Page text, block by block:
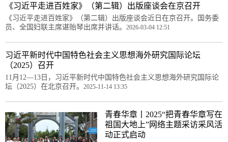
《习近平走进百姓家》（第二辑）出版座谈会在京召开
《习近平走进百姓家》（第二辑）出版座谈会近日在京召开。国务委
员、全国妇联主席谌贻琴出席并讲话。 2026-03-04 12:51
习近平新时代中国特色社会主义思想海外研究国际论坛
（2025）召开
11月12—13日，习近平新时代中国特色社会主义思想海外研究国际论
坛（2025）在北京召开。 2025-11-14 13:35
青春华章丨2025“把青春华章写在
祖国大地上”网络主题采访采风活
动正式启动